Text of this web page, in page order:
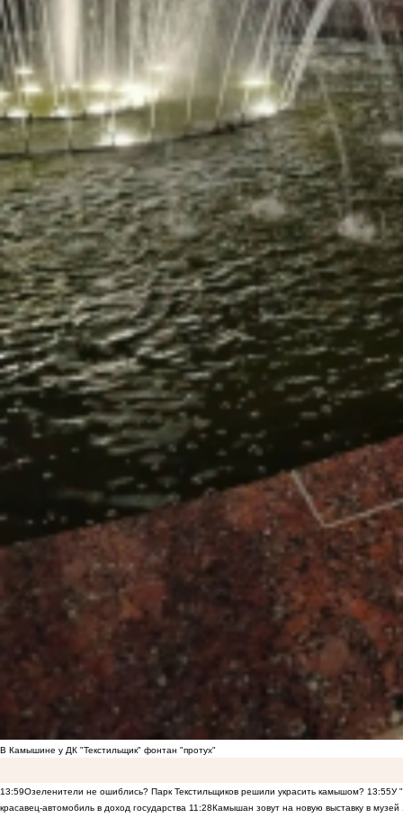
В Камышине у ДК "Текстильщик" фонтан "протух"
13:59Озеленители не ошиблись? Парк Текстильщиков решили украсить камышом? 13:55У
красавец-автомобиль в доход государства 11:28Камышан зовут на новую выставку в музей